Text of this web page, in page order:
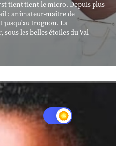
tient tient le micro. Depuis plus
: animateur-maître de
jusqu'au trognon. La
les belles étoiles du Val-